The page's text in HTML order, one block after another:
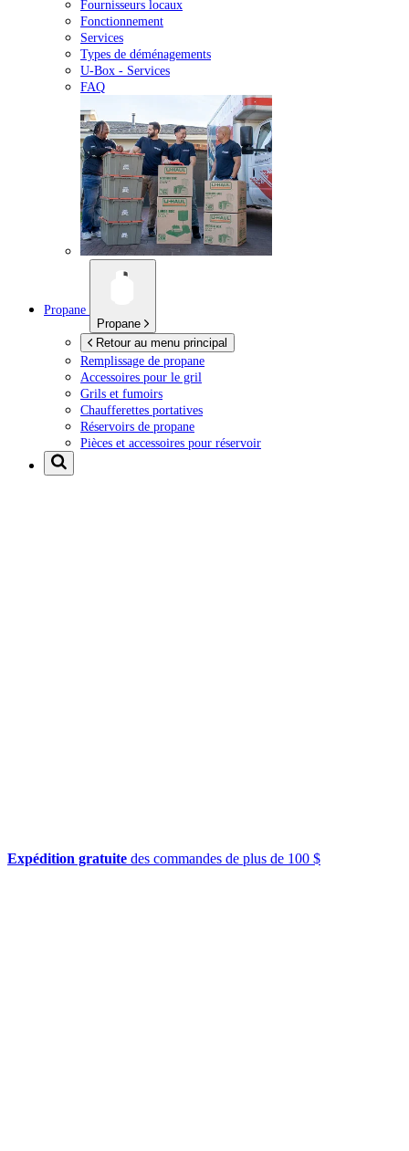
Fournisseurs locaux
Fonctionnement
Services
Types de déménagements
U-Box - Services
FAQ
Propane
Propane
Retour au menu principal
Remplissage de propane
Accessoires pour le gril
Grils et fumoirs
Chaufferettes portatives
Réservoirs de propane
Pièces et accessoires pour réservoir
Expédition gratuite des commandes de plus de 100 $